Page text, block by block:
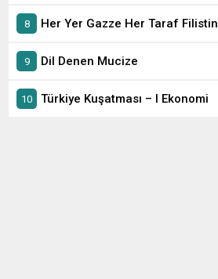
Her Yer Gazze Her Taraf Filistin
Dil Denen Mucize
Türkiye Kuşatması – I Ekonomi